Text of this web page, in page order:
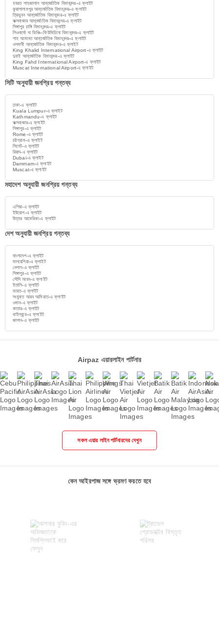
হযরত শাহজালাল আন্তর্জাতিক বিমানবন্দর-এ ফ্লাইট
কুয়ালালামপুর আন্তর্জাতিক বিমানবন্দর-এ ফ্লাইট
ত্রিভুবন আন্তর্জাতিক বিমানবন্দর-এ ফ্লাইট
কক্সবাজার আন্তর্জাতিক বিমানবন্দর-এ ফ্লাইট
সিঙ্গাপুর চাঙ্গি বিমানবন্দর-এ ফ্লাইট
লিওনার্দো দা ভিঞ্চি–ফিউমিচিনো বিমানবন্দর-এ ফ্লাইট
শাহ আমানত আন্তর্জাতিক বিমানবন্দর-এ ফ্লাইট
ওসমানী আন্তর্জাতিক বিমানবন্দর-এ ফ্লাইট
King Khalid International Airport-এ ফ্লাইট
দুবাই আন্তর্জাতিক বিমানবন্দর-এ ফ্লাইট
King Fahd International Airport-এ ফ্লাইট
Muscat International Airport-এ ফ্লাইট
সিটি অনুযায়ী জনপ্রিয় গন্তব্য
ঢাকা-এ ফ্লাইট
Kuala Lumpur-এ ফ্লাইট
Kathmandu-এ ফ্লাইট
কক্সবাজার-এ ফ্লাইট
সিঙ্গাপুর-এ ফ্লাইট
Rome-এ ফ্লাইট
চট্টগ্রাম-এ ফ্লাইট
সিলেট-এ ফ্লাইট
রিয়াদ-এ ফ্লাইট
Dubai-এ ফ্লাইট
Dammam-এ ফ্লাইট
Muscat-এ ফ্লাইট
মহাদেশ অনুযায়ী জনপ্রিয় গন্তব্য
এশিয়া-এ ফ্লাইট
ইউরোপ-এ ফ্লাইট
উত্তর আমেরিকা-এ ফ্লাইট
দেশ অনুযায়ী জনপ্রিয় গন্তব্য
বাংলাদেশ-এ ফ্লাইট
মালয়েশিয়া-এ ফ্লাইট
নেপাল-এ ফ্লাইট
সিঙ্গাপুর-এ ফ্লাইট
সৌদি আরব-এ ফ্লাইট
ইতালি-এ ফ্লাইট
ভারত-এ ফ্লাইট
সংযুক্ত আরব আমিরাত-এ ফ্লাইট
ওমান-এ ফ্লাইট
কাতার-এ ফ্লাইট
থাইল্যান্ড-এ ফ্লাইট
জাপান-এ ফ্লাইট
Airpaz এয়ারলাইন পার্টনার
সকল এয়ার লাইন পার্টনারদের দেখুন
কেন আইরপাজ সঙ্গে ভ্রমণ করতে হবে